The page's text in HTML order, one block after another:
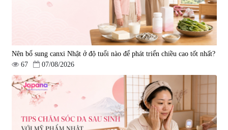
Nên bổ sung canxi Nhật ở độ tuổi nào để phát triển chiều cao tốt nhất?
67
07/08/2026